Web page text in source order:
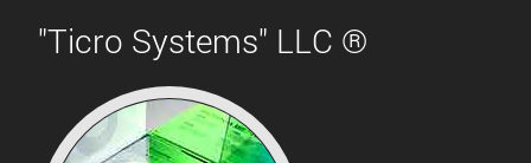
"Ticro Systems" LLC ®